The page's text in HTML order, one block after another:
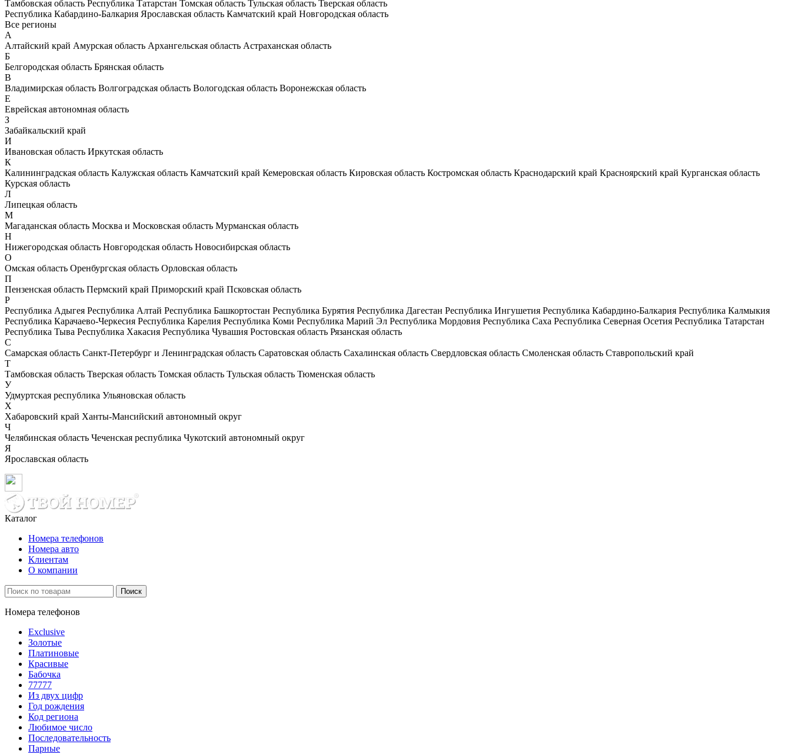
Тамбовская область Республика Татарстан Томская область Тульская область Тверская область
Республика Кабардино-Балкария Ярославская область Камчатский край Новгородская область
Все регионы
А
Алтайский край Амурская область Архангельская область Астраханская область
Б
Белгородская область Брянская область
В
Владимирская область Волгоградская область Вологодская область Воронежская область
Е
Еврейская автономная область
З
Забайкальский край
И
Ивановская область Иркутская область
К
Калининградская область Калужская область Камчатский край Кемеровская область Кировская область Костромская область Краснодарский край Красноярский край Курганская область
Курская область
Л
Липецкая область
М
Магаданская область Москва и Московская область Мурманская область
Н
Нижегородская область Новгородская область Новосибирская область
О
Омская область Оренбургская область Орловская область
П
Пензенская область Пермский край Приморский край Псковская область
Р
Республика Адыгея Республика Алтай Республика Башкортостан Республика Бурятия Республика Дагестан Республика Ингушетия Республика Кабардино-Балкария Республика Калмыкия
Республика Карачаево-Черкесия Республика Карелия Республика Коми Республика Марий Эл Республика Мордовия Республика Саха Республика Северная Осетия Республика Татарстан
Республика Тыва Республика Хакасия Республика Чувашия Ростовская область Рязанская область
С
Самарская область Санкт-Петербург и Ленинградская область Саратовская область Сахалинская область Свердловская область Смоленская область Ставропольский край
Т
Тамбовская область Тверская область Томская область Тульская область Тюменская область
У
Удмуртская республика Ульяновская область
Х
Хабаровский край Ханты-Мансийский автономный округ
Ч
Челябинская область Чеченская республика Чукотский автономный округ
Я
Ярославская область
Каталог
Номера телефонов
Номера авто
Клиентам
О компании
Поиск
Номера телефонов
Exclusive
Золотые
Платиновые
Красивые
Бабочка
77777
Из двух цифр
Год рождения
Код региона
Любимое число
Последовательность
Парные